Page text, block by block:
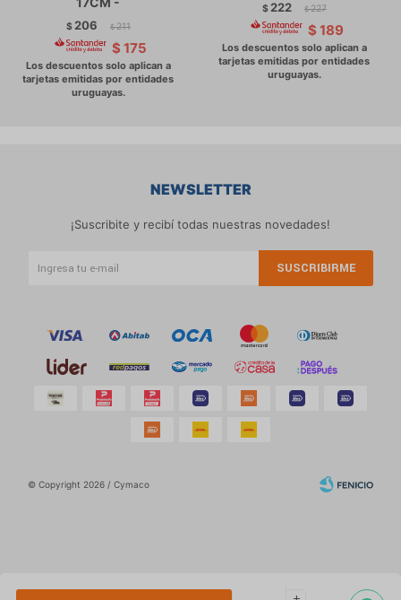
consultas
$ 206 $ 211
$ 175
$ 222 $ 227
$ 189
NEWSLETTER
¡Suscribite y recibí todas nuestras novedades!
SUSCRIBIRME
© Copyright 2026 / Cymaco